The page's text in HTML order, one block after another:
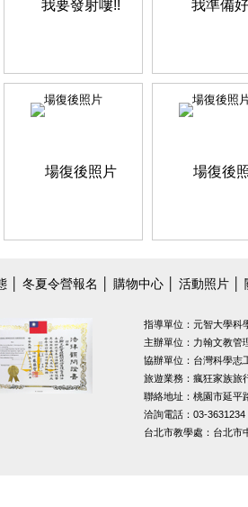
場復後照片 場復後照
冬夏令營報名 購物中心 活動照片
指導單位：元智大學科
主辦單位：力翰文教管
協辦單位：台灣科學志
旅遊業務：瘋狂家族旅
聯絡地址：桃園市延平
洽詢電話：03-3631234
台北市教學處：台北市